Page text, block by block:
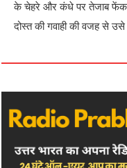
के चेहरे और कंधे पर तेजाब फेंक
दोस्त की गवाही की वजह से